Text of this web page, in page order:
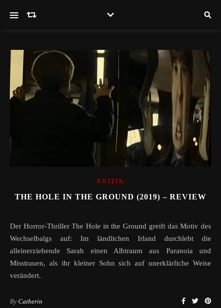
KRITIK
THE HOLE IN THE GROUND (2019) – REVIEW
Der Horror-Thriller The Hole in the Ground greift das Motiv des
Wechselbalgs auf: Im ländlichen Irland durchlebt die
alleinerziehende Sarah einen Albtraum aus Paranoia und
Misstrauen, als ihr kleiner Sohn sich auf unerklärliche Weise
verändert.
By Catherin